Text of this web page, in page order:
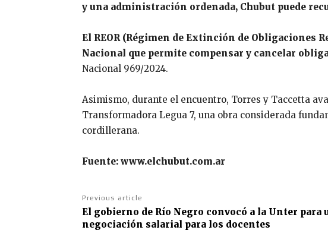
y una administración ordenada, Chubut puede
El REOR (Régimen de Extinción de Obligaciones
Nacional que permite compensar y cancelar
Nacional 969/2024.
Asimismo, durante el encuentro, Torres y Taccetta
Transformadora Legua 7, una obra considerada
cordillerana.
Fuente: www.elchubut.com.ar
Previous article
El gobierno de Río Negro convocó a la Unter para
negociación salarial para los docentes